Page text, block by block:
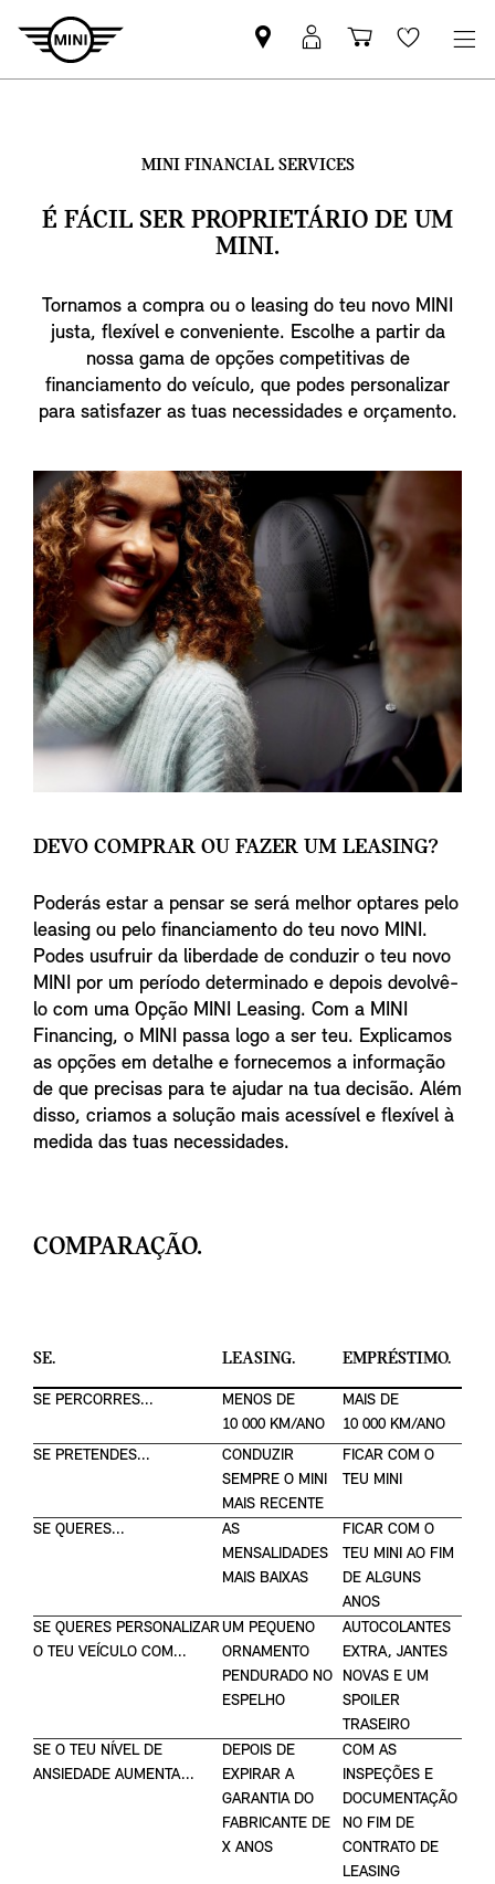
Pesquisar
parceiro
Iniciar
sessão
Carrinho
de
Wishlist
MINI FINANCIAL SERVICES
É FÁCIL SER PROPRIETÁRIO DE UM
MINI.
Tornamos a compra ou o leasing do teu novo MINI
justa, flexível e conveniente. Escolhe a partir da
nossa gama de opções competitivas de
financiamento do veículo, que podes personalizar
para satisfazer as tuas necessidades e orçamento.
DEVO COMPRAR OU FAZER UM LEASING?
Poderás estar a pensar se será melhor optares pelo
leasing ou pelo financiamento do teu novo MINI.
Podes usufruir da liberdade de conduzir o teu novo
MINI por um período determinado e depois devolvê-
lo com uma Opção MINI Leasing. Com a MINI
Financing, o MINI passa logo a ser teu. Explicamos
as opções em detalhe e fornecemos a informação
de que precisas para te ajudar na tua decisão. Além
disso, criamos a solução mais acessível e flexível à
medida das tuas necessidades.
COMPARAÇÃO.
SE. LEASING. EMPRÉSTIMO.
SE PERCORRES...
MENOS DE
10 000 KM/ANO
MAIS DE
10 000 KM/ANO
SE PRETENDES...
CONDUZIR
SEMPRE O MINI
MAIS RECENTE
FICAR COM O
TEU MINI
SE QUERES...
AS
MENSALIDADES
MAIS BAIXAS
FICAR COM O
TEU MINI AO FIM
DE ALGUNS
ANOS
SE QUERES PERSONALIZAR
O TEU VEÍCULO COM...
UM PEQUENO
ORNAMENTO
PENDURADO NO
ESPELHO
AUTOCOLANTES
EXTRA, JANTES
NOVAS E UM
SPOILER
TRASEIRO
SE O TEU NÍVEL DE
ANSIEDADE AUMENTA...
DEPOIS DE
EXPIRAR A
GARANTIA DO
FABRICANTE DE
X ANOS
COM AS
INSPEÇÕES E
DOCUMENTAÇÃO
NO FIM DE
CONTRATO DE
LEASING